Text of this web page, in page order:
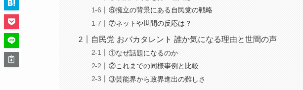
⑥擁立の背景にある自民党の戦略
⑦ネットや世間の反応は？
自民党 おバカタレント 誰か気になる理由と世間の声
①なぜ話題になるのか
②これまでの同様事例と比較
③芸能界から政界進出の難しさ